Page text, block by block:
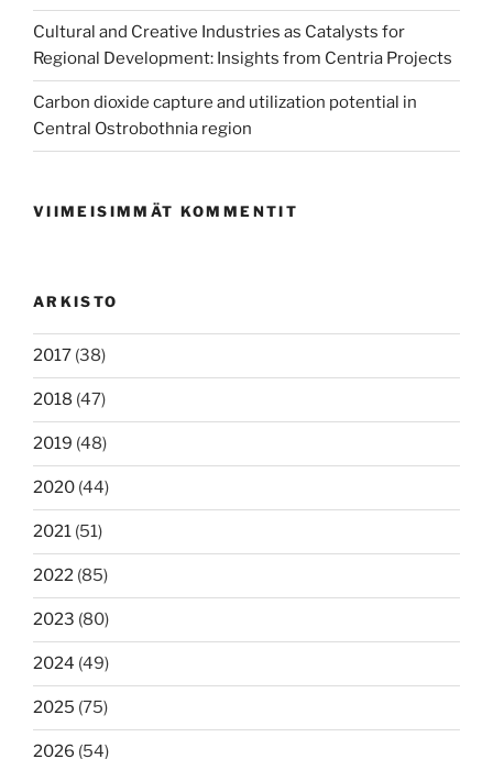
Cultural and Creative Industries as Catalysts for
Regional Development: Insights from Centria Projects
Carbon dioxide capture and utilization potential in
Central Ostrobothnia region
VIIMEISIMMÄT KOMMENTIT
ARKISTO
2017 (38)
2018 (47)
2019 (48)
2020 (44)
2021 (51)
2022 (85)
2023 (80)
2024 (49)
2025 (75)
2026 (54)